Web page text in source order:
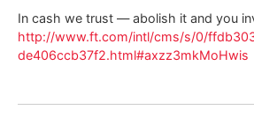
In cash we trust — abolish it and you
http://www.ft.com/intl/cms/s/0/
de406ccb37f2.html#axzz3mkMoHwis